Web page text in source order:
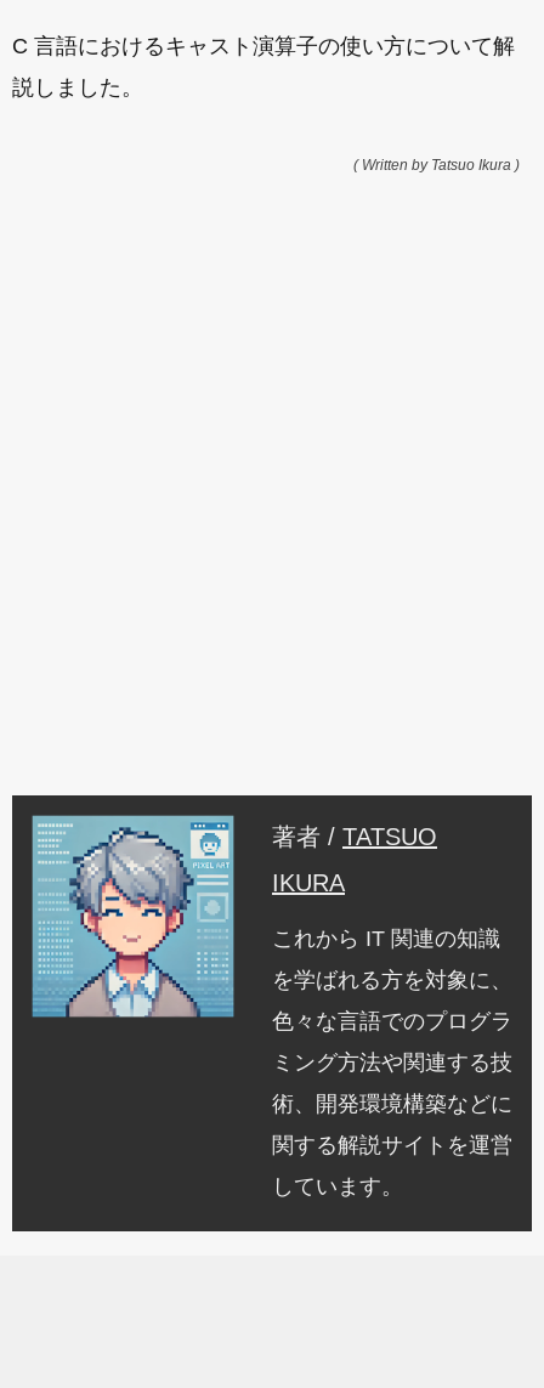
C 言語におけるキャスト演算子の使い方について解
説しました。
( Written by Tatsuo Ikura )
著者 / TATSUO
IKURA
これから IT 関連の知識
を学ばれる方を対象に、
色々な言語でのプログラ
ミング方法や関連する技
術、開発環境構築などに
関する解説サイトを運営
しています。